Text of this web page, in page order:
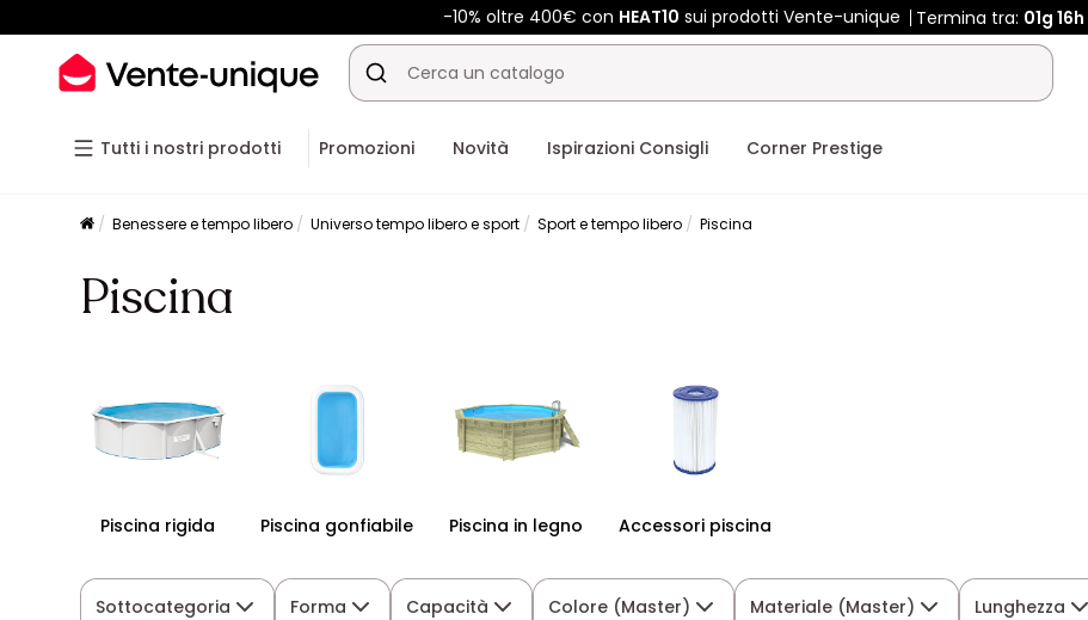
-10% oltre 400€ con HEAT10 sui prodotti Vente-unique Termina tra: 01g 16h
Tutti i nostri prodotti Promozioni Novità Ispirazioni Consigli Corner Prestige
Benessere e tempo libero Universo tempo libero e sport Sport e tempo libero Piscina
Piscina
Piscina rigida Piscina gonfiabile Piscina in legno Accessori piscina
Sottocategoria Forma Capacità Colore (Master) Materiale (Master) Lunghezza